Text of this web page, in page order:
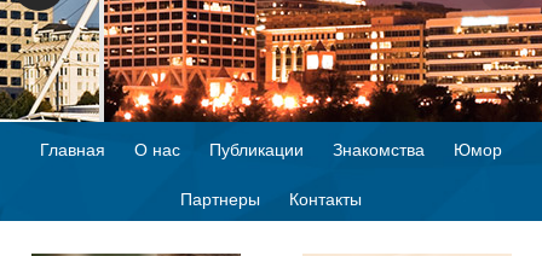
Главная О нас Публикации Знакомства Юмор
Партнеры Контакты